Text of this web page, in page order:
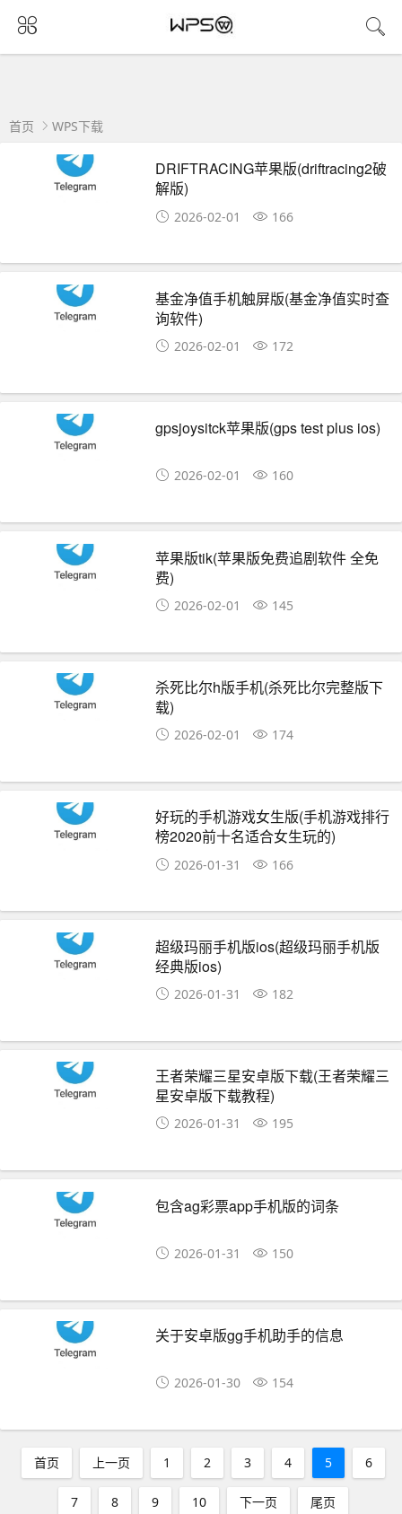
首页 WPS下载
DRIFTRACING苹果版(driftracing2破
解版)
2026-02-01 166
基金净值手机触屏版(基金净值实时查
询软件)
2026-02-01 172
gpsjoysitck苹果版(gps test plus ios)
2026-02-01 160
苹果版tik(苹果版免费追剧软件 全免
费)
2026-02-01 145
杀死比尔h版手机(杀死比尔完整版下
载)
2026-02-01 174
好玩的手机游戏女生版(手机游戏排行
榜2020前十名适合女生玩的)
2026-01-31 166
超级玛丽手机版ios(超级玛丽手机版
经典版ios)
2026-01-31 182
王者荣耀三星安卓版下载(王者荣耀三
星安卓版下载教程)
2026-01-31 195
包含ag彩票app手机版的词条
2026-01-31 150
关于安卓版gg手机助手的信息
2026-01-30 154
首页 上一页 1 2 3 4 5 6
7 8 9 10 下一页 尾页